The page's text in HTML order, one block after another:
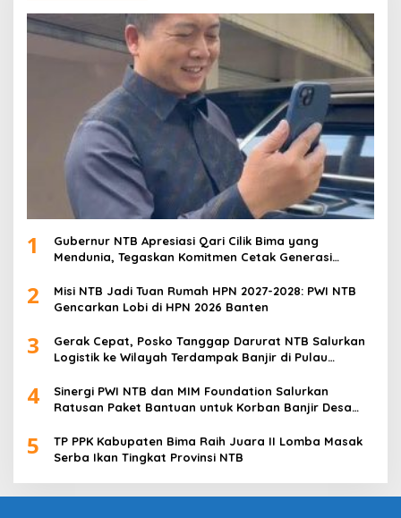
1
Gubernur NTB Apresiasi Qari Cilik Bima yang
Mendunia, Tegaskan Komitmen Cetak Generasi
2
Misi NTB Jadi Tuan Rumah HPN 2027-2028: PWI NTB
Gencarkan Lobi di HPN 2026 Banten
3
Gerak Cepat, Posko Tanggap Darurat NTB Salurkan
Logistik ke Wilayah Terdampak Banjir di Pulau
4
Sinergi PWI NTB dan MIM Foundation Salurkan
Ratusan Paket Bantuan untuk Korban Banjir Desa
5
TP PPK Kabupaten Bima Raih Juara II Lomba Masak
Serba Ikan Tingkat Provinsi NTB